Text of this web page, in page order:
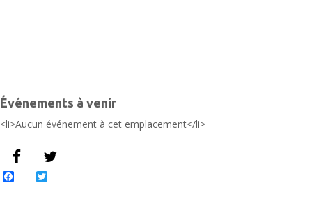
Événements à venir
<li>Aucun événement à cet emplacement</li>
Facebook